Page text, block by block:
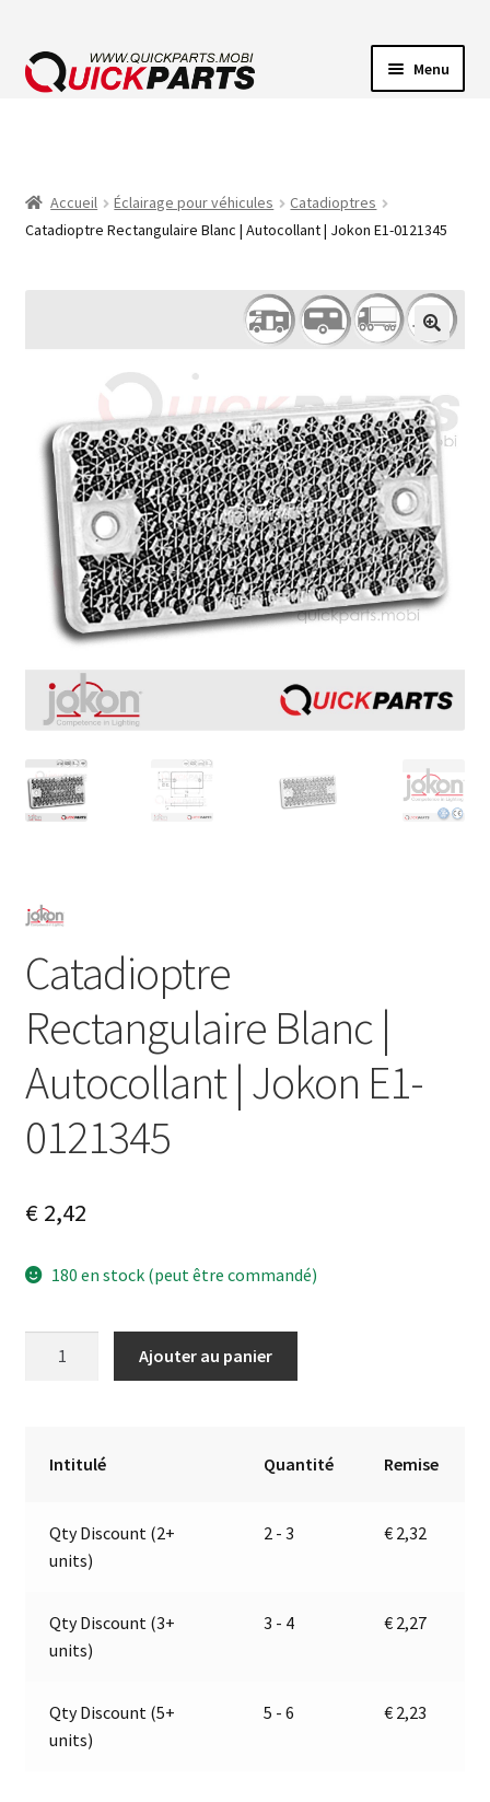
Menu
POMPES
Accueil Éclairage pour véhicules
Catadioptres
Catadioptre Rectangulaire Blanc | Autocollant | Jokon E1-0121345
Catadioptre
Rectangulaire Blanc |
Autocollant | Jokon E1-
0121345
€2,42
180 en stock (peut être commandé)
Jokon
0121345
Ajouter au panier
Intitulé Quantité Remise
Qty Discount (2+
units)
2 - 3 € 2,32
Qty Discount (3+
units)
3 - 4 € 2,27
Qty Discount (5+
units)
5 - 6 € 2,23